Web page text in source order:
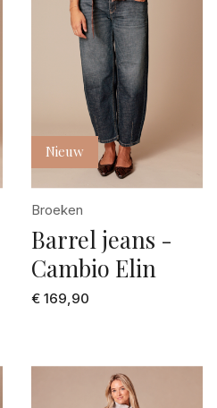
Nieuw
Broeken
Barrel jeans -
Cambio Elin
€ 169,90